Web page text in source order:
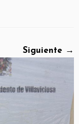
Siguiente →